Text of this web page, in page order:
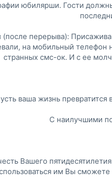
юбилярши. Гости
перерыва):
на мобильный телефон
странных смс-ок. И с ее
ваша жизнь
С наилучшими
Вашего
им Вы